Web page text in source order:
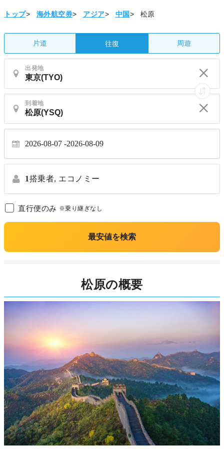
トップ> 海外航空券> アジア> 中国> 松原
片道 往復 周遊
出発地
到着地
2026-08-07 2026-08-09
1搭乗者, エコノミー
直行便のみ ※乗り継ぎなし
最安値を検索
松原の概要